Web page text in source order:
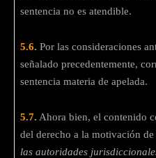
sentencia no es atendible.
5.6. Por las consideraciones
señalado precedentemente,
sentencia materia de apelada.
5.7. Ahora bien, el contenido
del derecho a la motivación
las autoridades